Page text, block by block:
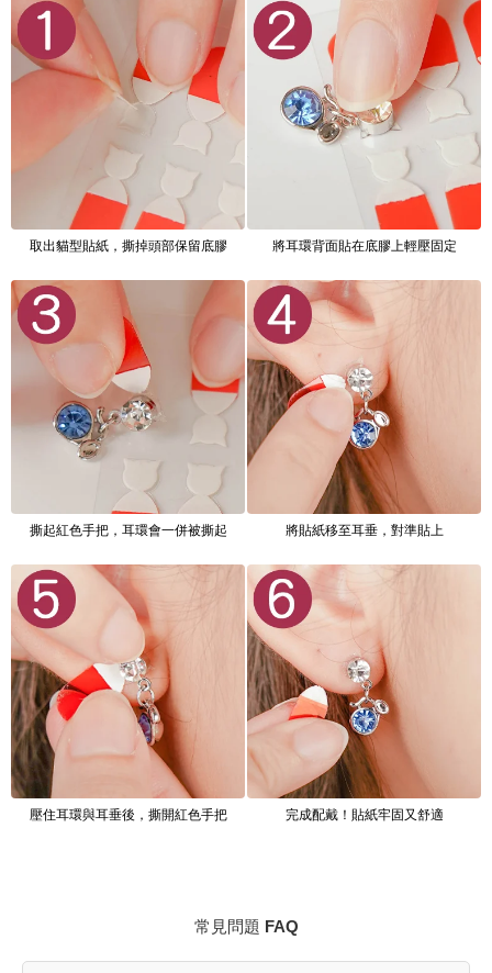
取出貓型貼紙，撕掉頭部保留底膠 將耳環背面貼在底膠上輕壓固定
撕起紅色手把，耳環會一併被撕起 將貼紙移至耳垂，對準貼上
壓住耳環與耳垂後，撕開紅色手把 完成配戴！貼紙牢固又舒適
常見問題 FAQ